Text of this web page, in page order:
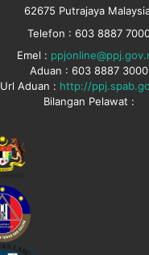
62675 Putrajaya
Telefon : 603 8887
Emel :
Aduan : 603 8887 3000
Url Aduan : http://
Bilangan Pelawat :